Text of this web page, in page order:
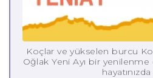
Koçlar ve yükselen burcu
Oğlak Yeni Ayı bir